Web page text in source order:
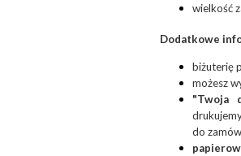
wielkość
Dodatkowe
biżuterię
możesz
"Twoja
do